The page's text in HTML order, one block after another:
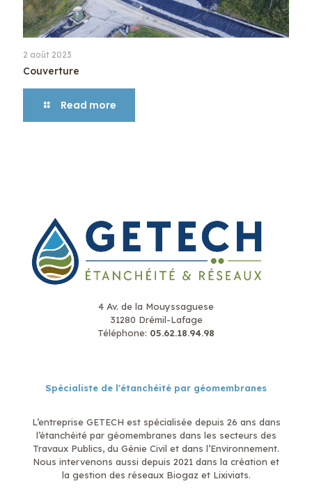
2 août 2023
Couverture
Read more
4 Av. de la Mouyssaguese
31280 Drémil-Lafage
Téléphone: 05.62.18.94.98
Spécialiste de l'étanchéité par géomembranes
L’entreprise GETECH est spécialisée depuis 26 ans dans
l’étanchéité par géomembranes dans les secteurs des
Travaux Publics, du Génie Civil et dans l’Environnement.
Nous intervenons aussi depuis 2021 dans la création et
la gestion des réseaux Biogaz et Lixiviats.